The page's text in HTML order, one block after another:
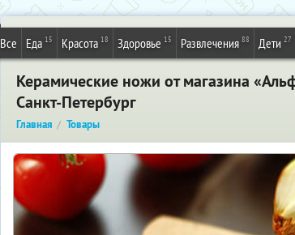
Все Еда 15 Красота 18 Здоровье 15 Развлечения 88 Дети 27
Керамические ножи от магазина
Санкт-Петербург
Главная Товары